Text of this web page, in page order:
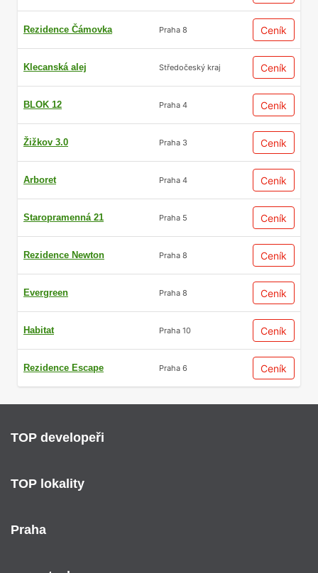
Rezidence Čámovka Praha 8 Ceník
Klecanská alej Středočeský kraj Ceník
BLOK 12 Praha 4 Ceník
Žižkov 3.0 Praha 3 Ceník
Arboret Praha 4 Ceník
Staropramenná 21 Praha 5 Ceník
Rezidence Newton Praha 8 Ceník
Evergreen Praha 8 Ceník
Habitat Praha 10 Ceník
Rezidence Escape Praha 6 Ceník
TOP developeři
TOP lokality
Praha